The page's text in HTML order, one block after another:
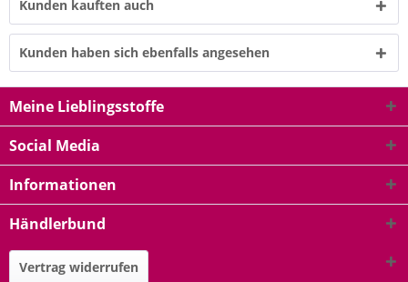
Kunden kauften auch
Kunden haben sich ebenfalls angesehen
Meine Lieblingsstoffe
Social Media
Informationen
Händlerbund
Vertrag widerrufen